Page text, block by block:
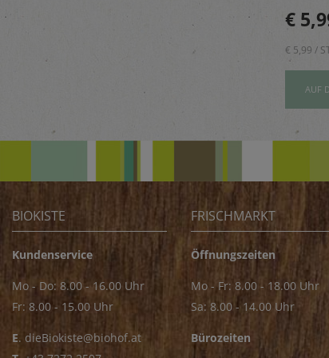
zum Verfeinern von z.B.
AUF DIE
vor.
€
€ 5,99 /
AUF
BIOKISTE
Kundenservice
Mo - Do: 8.00 - 16.00 Uhr
Fr: 8.00 - 15.00 Uhr
E. dieBiokiste@biohof.at
FRISCHMARKT
Öffnungszeiten
Mo - Fr: 8.00 - 18.00 Uhr
Sa: 8.00 - 14.00 Uhr
Bürozeiten